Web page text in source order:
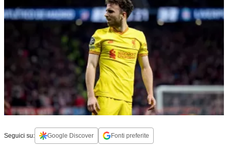
Seguici su: Google Discover Fonti preferite